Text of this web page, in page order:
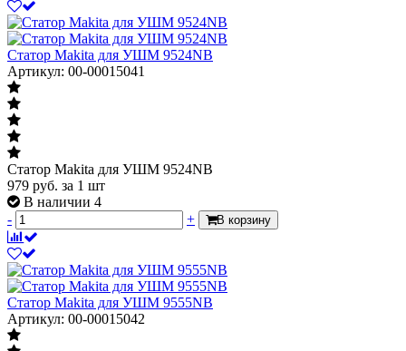
Статор Makita для УШМ 9524NB
Артикул: 00-00015041
Статор Makita для УШМ 9524NB
979 руб. за 1 шт
В наличии 4
-
+ В корзину
Статор Makita для УШМ 9555NB
Артикул: 00-00015042